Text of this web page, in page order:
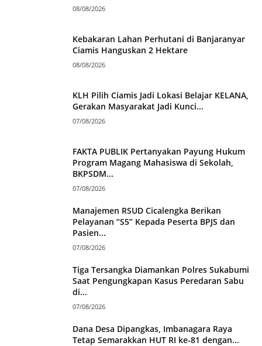
08/08/2026
Kebakaran Lahan Perhutani di Banjaranyar
Ciamis Hanguskan 2 Hektare
08/08/2026
KLH Pilih Ciamis Jadi Lokasi Belajar KELANA,
Gerakan Masyarakat Jadi Kunci...
07/08/2026
FAKTA PUBLIK Pertanyakan Payung Hukum
Program Magang Mahasiswa di Sekolah,
BKPSDM...
07/08/2026
Manajemen RSUD Cicalengka Berikan
Pelayanan “S5” Kepada Peserta BPJS dan
Pasien...
07/08/2026
Tiga Tersangka Diamankan Polres Sukabumi
Saat Pengungkapan Kasus Peredaran Sabu
di...
07/08/2026
Dana Desa Dipangkas, Imbanagara Raya
Tetap Semarakkan HUT RI ke-81 dengan...